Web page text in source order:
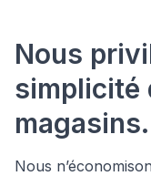
Nous
simplicité
magasins.
Nous